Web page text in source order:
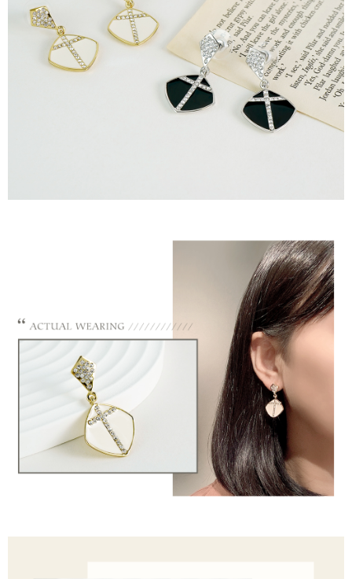
請求用戶進行身份認證。
５．嚴禁一人註冊多個帳號或使用他人資訊註冊。若發現惡意使用之情形，
恩沛科技股份有限公司將有權停止該用戶之使用額度並採取法律行動。
國家/地區配送 查看運費